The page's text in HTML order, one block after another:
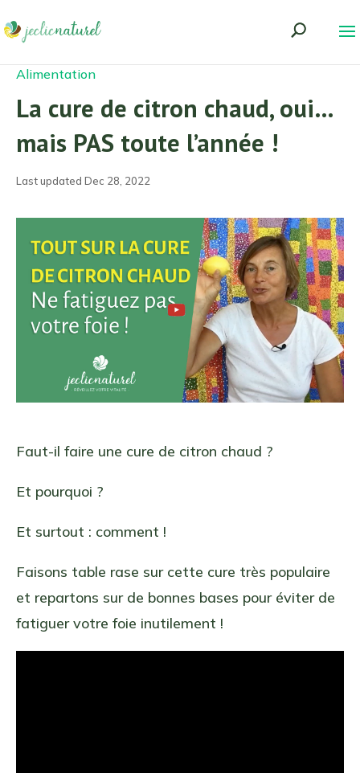
Alimentation
La cure de citron chaud, oui…
mais PAS toute l’année !
Last updated Dec 28, 2022
Faut-il faire une cure de citron chaud ?
Et pourquoi ?
Et surtout : comment !
Faisons table rase sur cette cure très populaire
et repartons sur de bonnes bases pour éviter de
fatiguer votre foie inutilement !